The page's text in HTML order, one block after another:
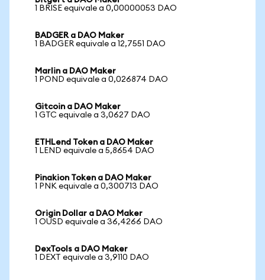
1 BRISE equivale a 0,00000053 DAO
BADGER a DAO Maker
1 BADGER equivale a 12,7551 DAO
Marlin a DAO Maker
1 POND equivale a 0,026874 DAO
Gitcoin a DAO Maker
1 GTC equivale a 3,0627 DAO
ETHLend Token a DAO Maker
1 LEND equivale a 5,8654 DAO
Pinakion Token a DAO Maker
1 PNK equivale a 0,300713 DAO
Origin Dollar a DAO Maker
1 OUSD equivale a 36,4266 DAO
DexTools a DAO Maker
1 DEXT equivale a 3,9110 DAO